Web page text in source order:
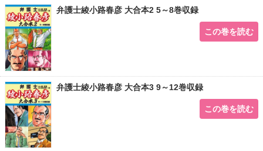
弁護士綾小路春彦 大合本2 5～8巻収録
この巻を読む
弁護士綾小路春彦 大合本3 9～12巻収録
この巻を読む